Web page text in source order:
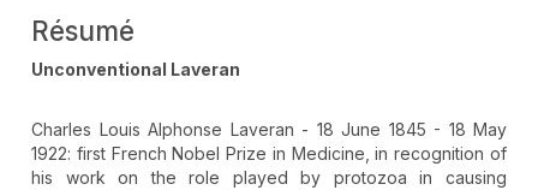
Résumé
Unconventional Laveran
Charles Louis Alphonse Laveran - 18 June 1845 - 18 May
1922: first French Nobel Prize in Medicine, in recognition of
his work on the role played by protozoa in causing